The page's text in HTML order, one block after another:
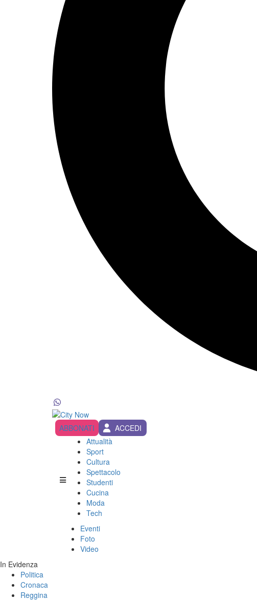
ABBONATI
ACCEDI
Attualità
Sport
Cultura
Spettacolo
Studenti
Cucina
Moda
Tech
Eventi
Foto
Video
In Evidenza
Politica
Cronaca
Reggina